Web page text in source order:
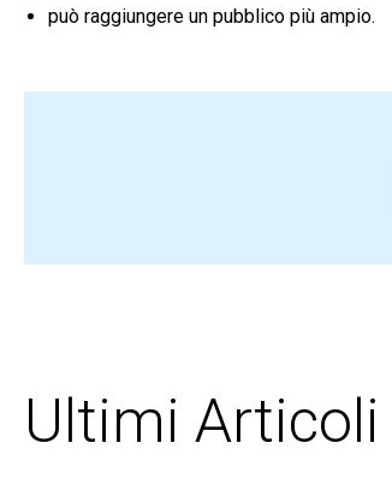
può raggiungere un pubblico più ampio.
Ultimi Articoli